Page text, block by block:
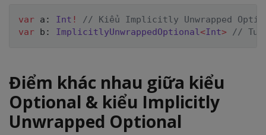
var a : Int !
// Kiểu Implicitly Unwrapped
var b : ImplicitlyUnwrappedOptional<Int> //
Điểm khác nhau giữa kiểu
Optional & kiểu Implicitly
Unwrapped Optional